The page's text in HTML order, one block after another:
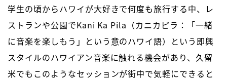
学生の頃からハワイが大好きで何度も旅行する中、レ
ストランや公園でKani Ka Pila（カニカピラ：「一緒
に音楽を楽しもう」という意のハワイ語）という即興
スタイルのハワイアン音楽に触れる機会があり、久留
米でもこのようなセッションが街中で気軽にできると